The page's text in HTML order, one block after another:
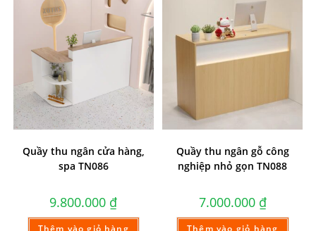
Quầy thu ngân cửa hàng,
spa TN086
9.800.000 ₫
Quầy thu ngân gỗ công
nghiệp nhỏ gọn TN088
7.000.000 ₫